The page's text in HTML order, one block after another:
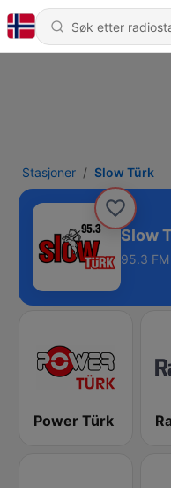
Stasjoner Slow Türk
Slow
95.3 FM
Power Türk